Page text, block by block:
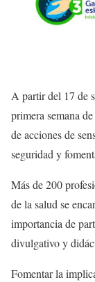
A partir del 17 de
primera semana
de acciones de
seguridad y
Más de 200
de la salud se
importancia de
divulgativo y
Fomentar la